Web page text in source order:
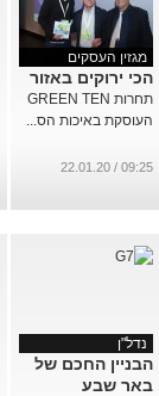
מגזין העסקים
הכי ירוקים באזור
תחרות GREEN TEN
העוסקת באיכות הס...
09:25 / 22.01.20
נדל"ן
הבניין החכם של
באר שבע